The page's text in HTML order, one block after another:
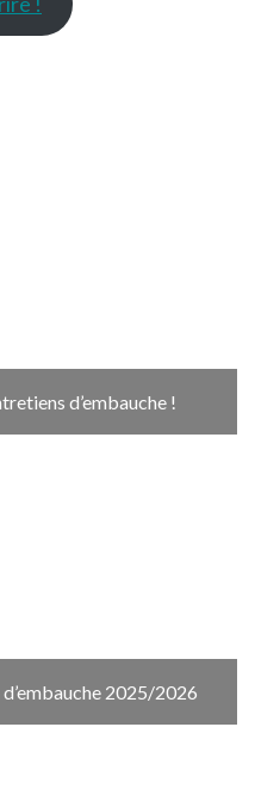
d’embauche !
2025/2026